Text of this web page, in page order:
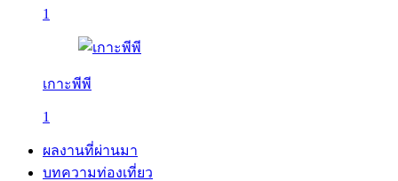
1
เกาะพีพี
1
ผลงานที่ผ่านมา
บทความท่องเที่ยว